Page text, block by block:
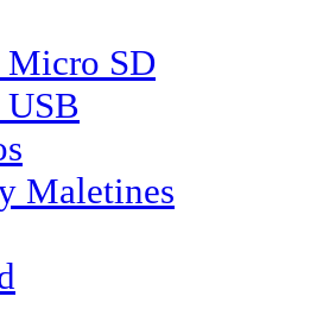
Micro SD
Maletines